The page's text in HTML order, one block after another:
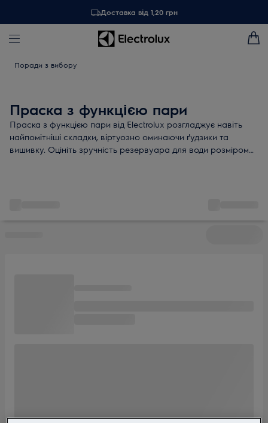
Доставка від 1,20 грн
Поради з вибору
Праска з функцією пари
Праска з функцією пари від Electrolux розгладжує навіть
найпомітніші складки, віртуозно оминаючи ґудзики та
вишивку. Оцініть зручність резервуара для води розміром